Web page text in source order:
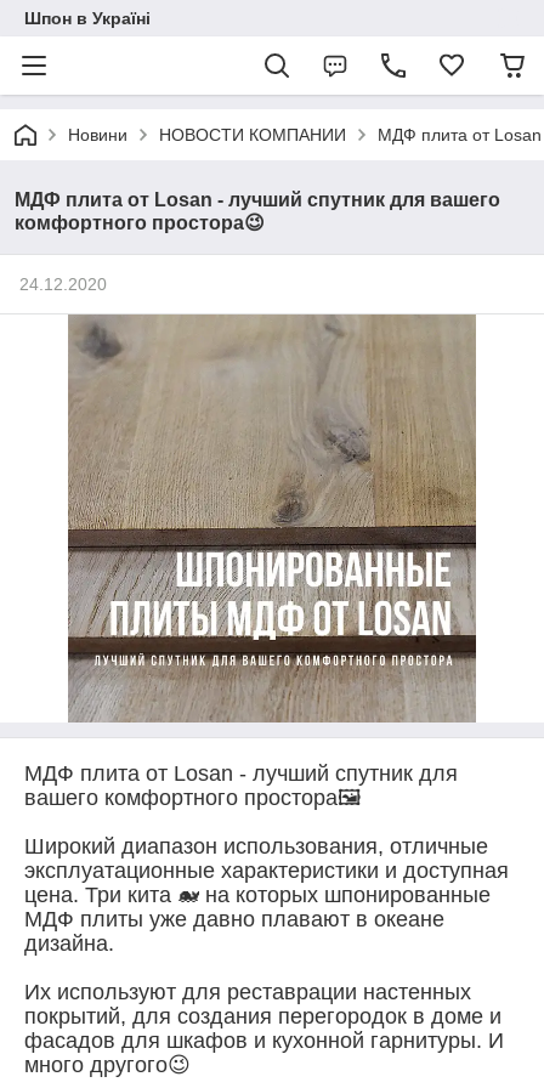
Шпон в Україні
Новини НОВОСТИ КОМПАНИИ МДФ плита от Losan
МДФ плита от Losan - лучший спутник для вашего
комфортного простора😉
24.12.2020
МДФ плита от Losan - лучший спутник для
вашего комфортного простора🖼
Широкий диапазон использования, отличные
эксплуатационные характеристики и доступная
цена. Три кита 🐋 на которых шпонированные
МДФ плиты уже давно плавают в океане
дизайна.
Их используют для реставрации настенных
покрытий, для создания перегородок в доме и
фасадов для шкафов и кухонной гарнитуры. И
много другого😉